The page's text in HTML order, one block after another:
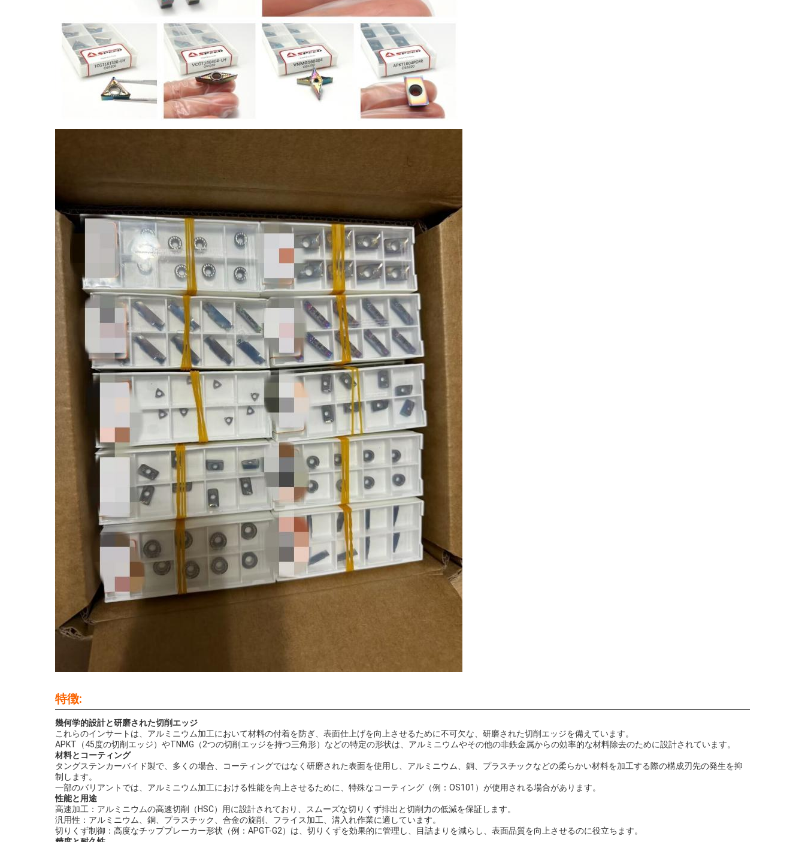
特徴:
幾何学的設計と研磨された切削エッジ
これらのインサートは、アルミニウム加工において材料の付着を防ぎ、表面仕上げを向上させるために不可欠な、研磨された切削エッジを備えています。
APKT（45度の切削エッジ）やTNMG（2つの切削エッジを持つ三角形）などの特定の形状は、アルミニウムやその他の非鉄金属からの効率的な材料除去のために設計されています。
材料とコーティング
タングステンカーバイド製で、多くの場合、コーティングではなく研磨された表面を使用し、アルミニウム、銅、プラスチックなどの柔らかい材料を加工する際の構成刃先の発生を抑
制します。
一部のバリアントでは、アルミニウム加工における性能を向上させるために、特殊なコーティング（例：OS101）が使用される場合があります。
性能と用途
高速加工：アルミニウムの高速切削（HSC）用に設計されており、スムーズな切りくず排出と切削力の低減を保証します。
汎用性：アルミニウム、銅、プラスチック、合金の旋削、フライス加工、溝入れ作業に適しています。
切りくず制御：高度なチップブレーカー形状（例：APGT-G2）は、切りくずを効果的に管理し、目詰まりを減らし、表面品質を向上させるのに役立ちます。